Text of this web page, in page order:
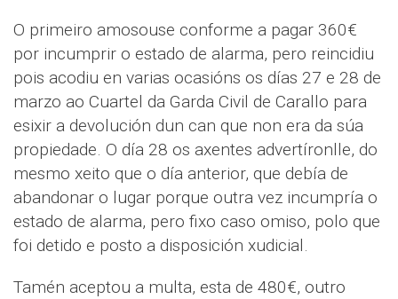
O primeiro amosouse conforme a pagar 360€
por incumprir o estado de alarma, pero reincidiu
pois acodiu en varias ocasións os días 27 e 28 de
marzo ao Cuartel da Garda Civil de Carallo para
esixir a devolución dun can que non era da súa
propiedade. O día 28 os axentes advertíronlle, do
mesmo xeito que o día anterior, que debía de
abandonar o lugar porque outra vez incumpría o
estado de alarma, pero fixo caso omiso, polo que
foi detido e posto a disposición xudicial.
Tamén aceptou a multa, esta de 480€, outro